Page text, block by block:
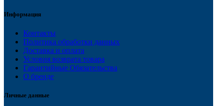
Информация
Контакты
Политика обработки данных
Доставка и оплата
Условия возврата товара
Гарантийные Обязательства
О бренде
Личные данные